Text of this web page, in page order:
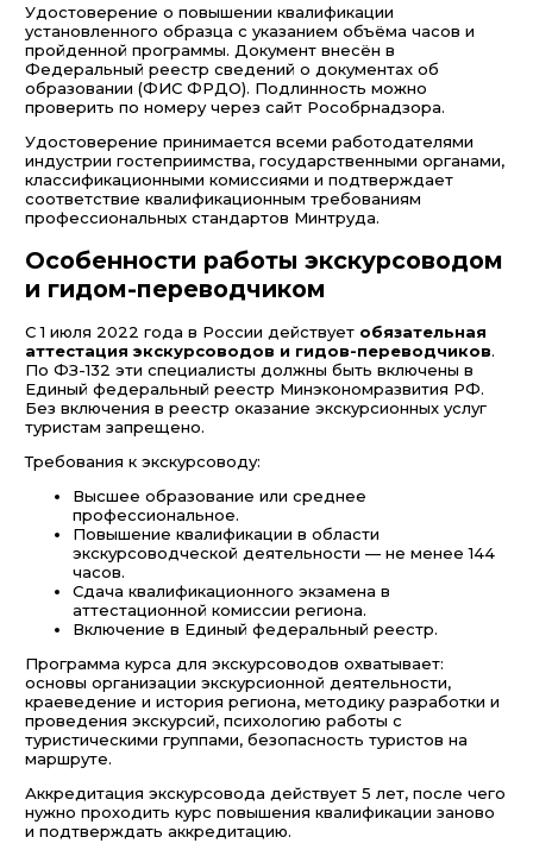
Удостоверение о повышении квалификации
установленного образца с указанием объёма часов и
пройденной программы. Документ внесён в
Федеральный реестр сведений о документах об
образовании (ФИС ФРДО). Подлинность можно
проверить по номеру через сайт Рособрнадзора.
Удостоверение принимается всеми работодателями
индустрии гостеприимства, государственными органами,
классификационными комиссиями и подтверждает
соответствие квалификационным требованиям
профессиональных стандартов Минтруда.
Особенности работы экскурсоводом
и гидом-переводчиком
С 1 июля 2022 года в России действует обязательная
аттестация экскурсоводов и гидов-переводчиков.
По ФЗ-132 эти специалисты должны быть включены в
Единый федеральный реестр Минэкономразвития РФ.
Без включения в реестр оказание экскурсионных услуг
туристам запрещено.
Требования к экскурсоводу:
Высшее образование или среднее
профессиональное.
Повышение квалификации в области
экскурсоводческой деятельности — не менее 144
часов.
Сдача квалификационного экзамена в
аттестационной комиссии региона.
Включение в Единый федеральный реестр.
Программа курса для экскурсоводов охватывает:
основы организации экскурсионной деятельности,
краеведение и история региона, методику разработки и
проведения экскурсий, психологию работы с
туристическими группами, безопасность туристов на
маршруте.
Аккредитация экскурсовода действует 5 лет, после чего
нужно проходить курс повышения квалификации заново
и подтверждать аккредитацию.